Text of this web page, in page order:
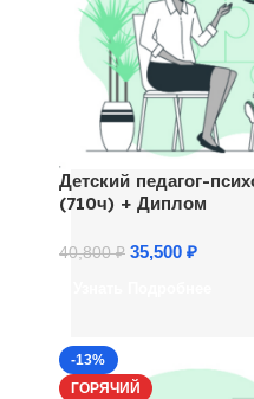
Детский педагог-
(710ч) + Диплом
40,800₽ 35,500 ₽
-13%
ГОРЯЧИЙ